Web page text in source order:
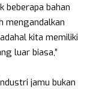
beberapa bahan
mengandalkan
kita memiliki
luar biasa,”
jamu bukan